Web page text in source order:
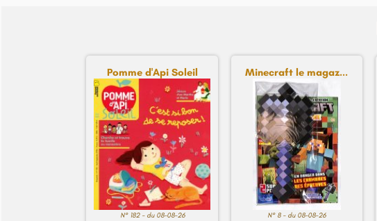
Pomme d'Api Soleil
N° 182 - du 08-08-26
Minecraft le magaz...
N° 8 - du 08-08-26